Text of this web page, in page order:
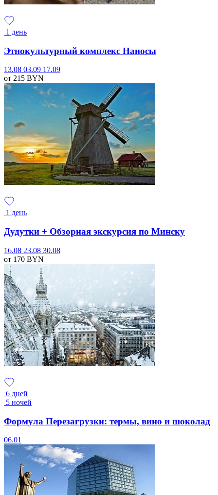
1 день
Этнокультурный комплекс Наносы
13.08 03.09 17.09
от 215 BYN
1 день
Дудутки + Обзорная экскурсия по Минску
16.08 23.08 30.08
от 170 BYN
6 дней
5 ночей
Формула Перезагрузки: термы, вино и шоколад
06.01